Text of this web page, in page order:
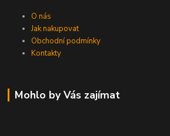
O nás
Jak nakupovat
Obchodní podmínky
Kontakty
Mohlo by Vás zajímat